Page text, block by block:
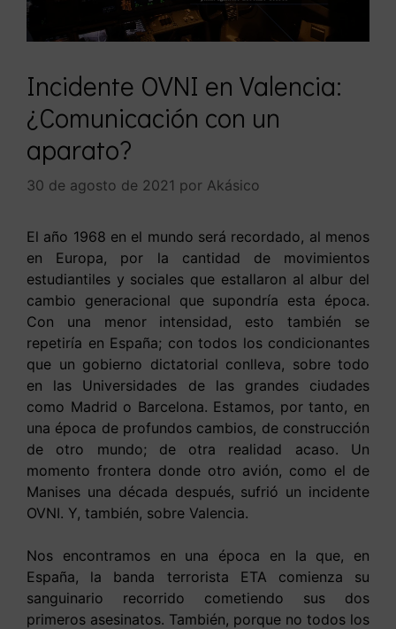
Incidente OVNI en Valencia:
¿Comunicación con un
aparato?
30 de agosto de 2021 por Akásico
El año 1968 en el mundo será recordado, al menos
en Europa, por la cantidad de movimientos
estudiantiles y sociales que estallaron al albur del
cambio generacional que supondría esta época.
Con una menor intensidad, esto también se
repetiría en España; con todos los condicionantes
que un gobierno dictatorial conlleva, sobre todo
en las Universidades de las grandes ciudades
como Madrid o Barcelona. Estamos, por tanto, en
una época de profundos cambios, de construcción
de otro mundo; de otra realidad acaso. Un
momento frontera donde otro avión, como el de
Manises una década después, sufrió un incidente
OVNI. Y, también, sobre Valencia.
Nos encontramos en una época en la que, en
España, la banda terrorista ETA comienza su
sanguinario recorrido cometiendo sus dos
primeros asesinatos. También, porque no todos los